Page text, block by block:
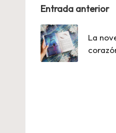
de
entradas
Entrada anterior
La